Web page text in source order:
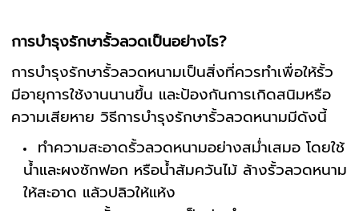
การบำรุงรักษารั้วลวดเป็นอย่างไร?
การบำรุงรักษารั้วลวดหนามเป็นสิ่งที่ควรทำเพื่อให้รั้ว
มีอายุการใช้งานนานขึ้น และป้องกันการเกิดสนิมหรือ
ความเสียหาย วิธีการบำรุงรักษารั้วลวดหนามมีดังนี้
ทำความสะอาดรั้วลวดหนามอย่างสม่ำเสมอ โดยใช้
น้ำและผงซักฟอก หรือน้ำส้มควันไม้ ล้างรั้วลวดหนาม
ให้สะอาด แล้วปลิวให้แห้ง